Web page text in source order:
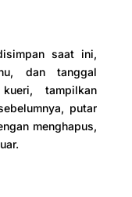
saat ini,
dan tanggal
tampilkan
putar
menghapus,